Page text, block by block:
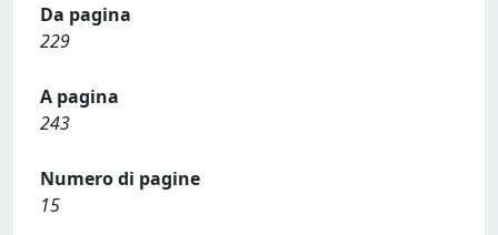
Da pagina
229
A pagina
243
Numero di pagine
15